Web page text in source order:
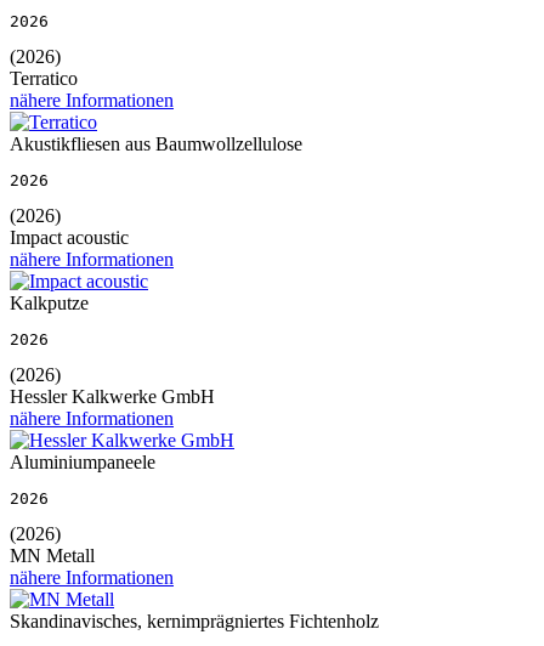
2026
(2026)
Terratico
nähere Informationen
Akustikfliesen aus Baumwollzellulose
2026
(2026)
Impact acoustic
nähere Informationen
Kalkputze
2026
(2026)
Hessler Kalkwerke GmbH
nähere Informationen
Aluminiumpaneele
2026
(2026)
MN Metall
nähere Informationen
Skandinavisches, kernimprägniertes Fichtenholz